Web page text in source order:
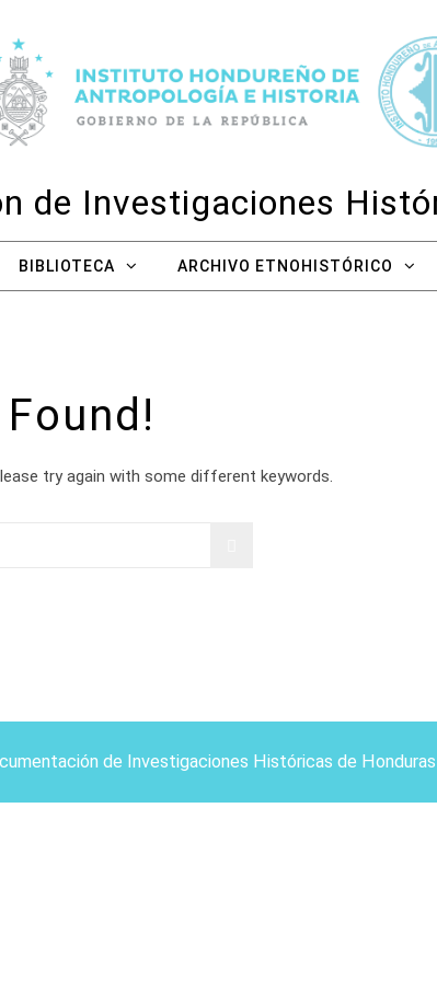
de Investigaciones
BIBLIOTECA ARCHIVO ETNOHISTÓRICO
try again with some different keywords.
de Investigaciones Históricas de